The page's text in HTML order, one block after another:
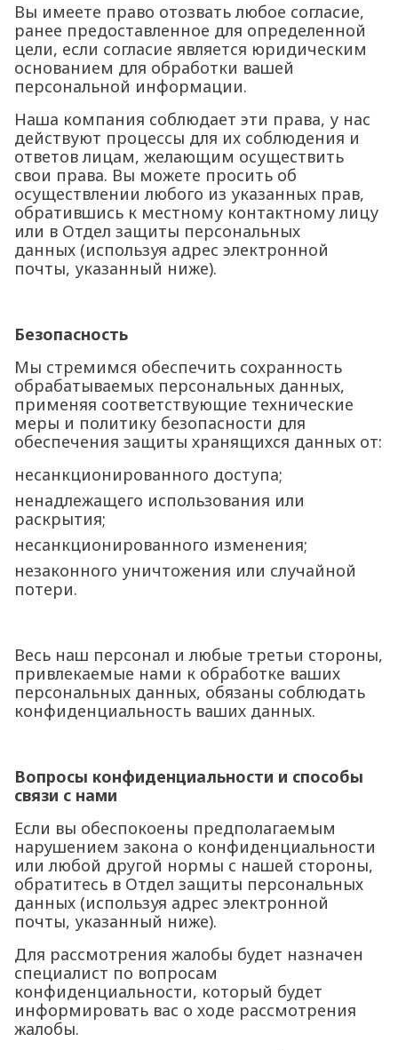
Вы имеете право отозвать любое согласие,
ранее предоставленное для определенной
цели, если согласие является юридическим
основанием для обработки вашей
персональной информации.
Наша компания соблюдает эти права, у нас
действуют процессы для их соблюдения и
ответов лицам, желающим осуществить
свои права. Вы можете просить об
осуществлении любого из указанных прав,
обратившись к местному контактному лицу
или в Отдел защиты персональных
данных (используя адрес электронной
почты, указанный ниже).
Безопасность
Мы стремимся обеспечить сохранность
обрабатываемых персональных данных,
применяя соответствующие технические
меры и политику безопасности для
обеспечения защиты хранящихся данных от:
несанкционированного доступа;
ненадлежащего использования или
раскрытия;
несанкционированного изменения;
незаконного уничтожения или случайной
потери.
Весь наш персонал и любые третьи стороны,
привлекаемые нами к обработке ваших
персональных данных, обязаны соблюдать
конфиденциальность ваших данных.
Вопросы конфиденциальности и способы
связи с нами
Если вы обеспокоены предполагаемым
нарушением закона о конфиденциальности
или любой другой нормы с нашей стороны,
обратитесь в Отдел защиты персональных
данных (используя адрес электронной
почты, указанный ниже).
Для рассмотрения жалобы будет назначен
специалист по вопросам
конфиденциальности, который будет
информировать вас о ходе рассмотрения
жалобы.